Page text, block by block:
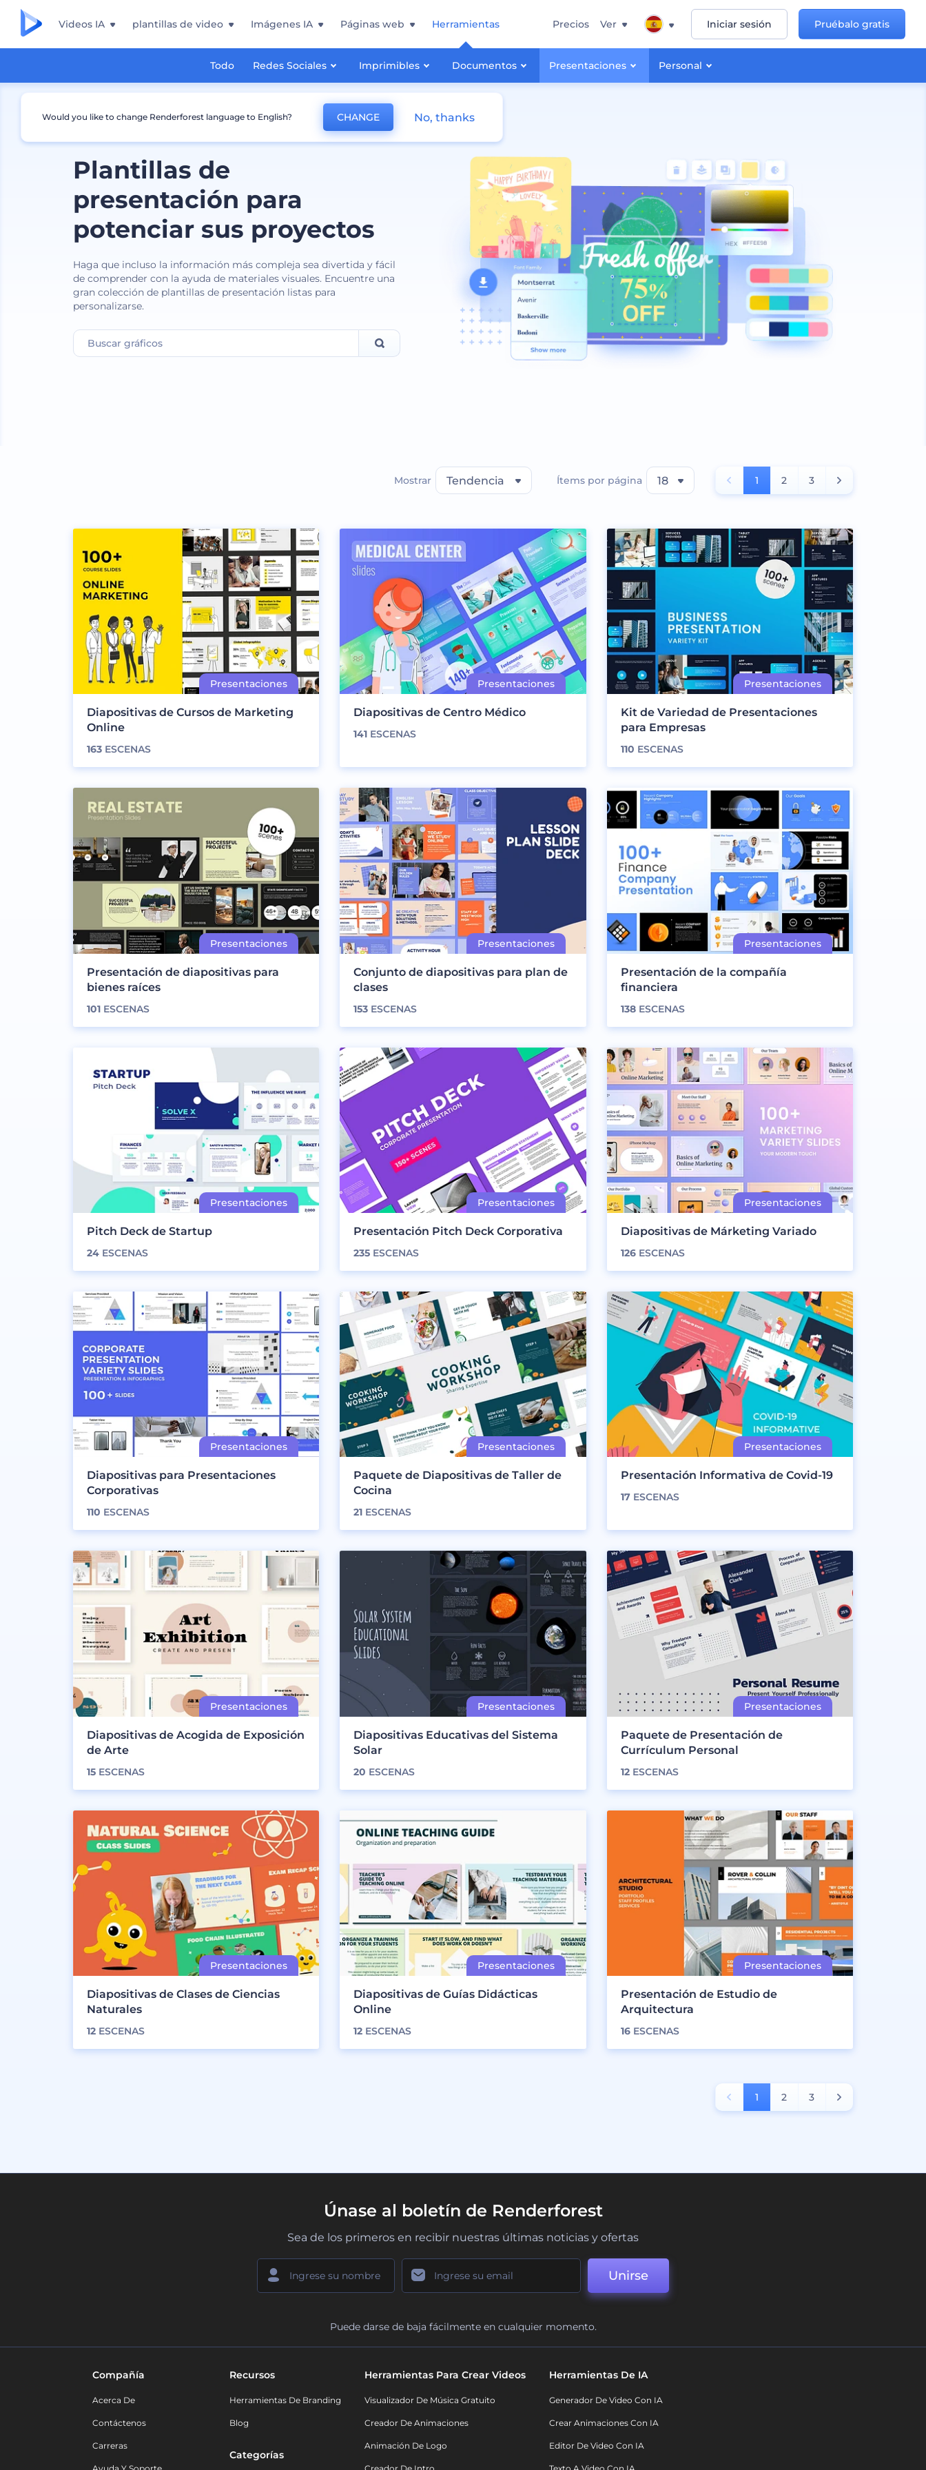
Videos IA plantillas de video Imágenes IA Páginas web Herramientas
Todo Redes Sociales Imprimibles Documentos Presentaciones Personal
Precios Ver Iniciar sesión Pruébalo gratis
Plantillas de
presentación para
potenciar sus proyectos
Haga que incluso la información más compleja sea divertida y fácil
de comprender con la ayuda de materiales visuales. Encuentre una
gran colección de plantillas de presentación listas para
personalizarse.
Mostrar Tendencia Ítems por página 18 1 2 3
Diapositivas de Cursos de Marketing
Online
163 ESCENAS
Diapositivas de Centro Médico
141 ESCENAS
Kit de Variedad de Presentaciones
para Empresas
110 ESCENAS
Presentación de diapositivas para
bienes raíces
101 ESCENAS
Conjunto de diapositivas para plan de
clases
153 ESCENAS
Presentación de la compañía
financiera
138ESCENAS
Pitch Deck de Startup
24 ESCENAS
Presentación Pitch Deck Corporativa
235 ESCENAS
Diapositivas de Márketing Variado
126ESCENAS
Diapositivas para Presentaciones
Corporativas
110 ESCENAS
Paquete de Diapositivas de Taller de
Cocina
21 ESCENAS
Presentación Informativa de Covid-19
17ESCENAS
Diapositivas de Acogida de Exposición
de Arte
15 ESCENAS
Diapositivas Educativas del Sistema
Solar
20 ESCENAS
Paquete de Presentación de
Currículum Personal
12ESCENAS
Diapositivas de Clases de Ciencias
Naturales
12 ESCENAS
Diapositivas de Guías Didácticas
Online
12 ESCENAS
Presentación de Estudio de
Arquitectura
16ESCENAS
1 2 3
Únase al boletín de Renderforest
Sea de los primeros en recibir nuestras últimas noticias y ofertas
Unirse
Puede darse de baja fácilmente en cualquier momento.
Compañía
Acerca De
Contáctenos
Carreras
Recursos
Herramientas De Branding
Blog
Categorías
Herramientas Para Crear Videos
Visualizador De Música Gratuito
Creador De Animaciones
Animación De Logo
Herramientas De IA
Generador De Video Con IA
Crear Animaciones Con IA
Editor De Video Con IA
Would you like to change Renderforest language to English? CHANGE No, thanks